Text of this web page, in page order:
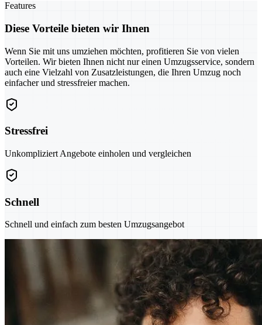
Features
Diese Vorteile bieten wir Ihnen
Wenn Sie mit uns umziehen möchten, profitieren Sie von vielen
Vorteilen. Wir bieten Ihnen nicht nur einen Umzugsservice, sondern
auch eine Vielzahl von Zusatzleistungen, die Ihren Umzug noch
einfacher und stressfreier machen.
Stressfrei
Unkompliziert Angebote einholen und vergleichen
Schnell
Schnell und einfach zum besten Umzugsangebot